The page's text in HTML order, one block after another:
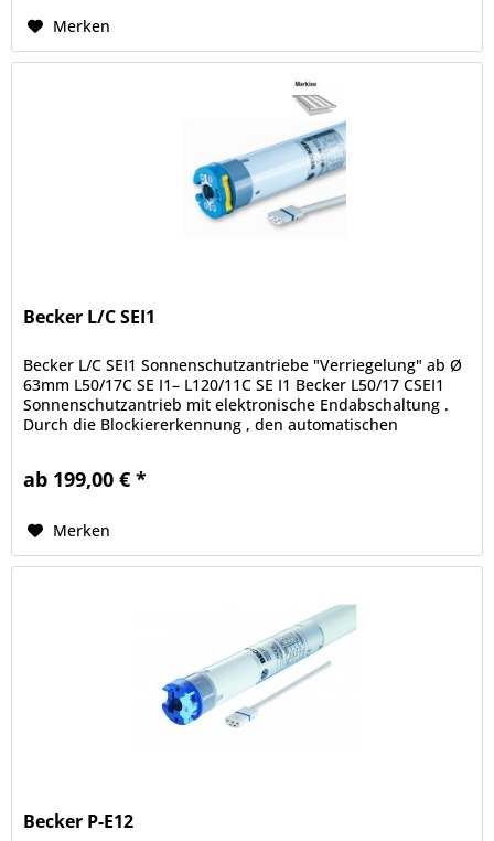
Merken
Becker L/C SEI1
Becker L/C SEI1 Sonnenschutzantriebe "Verriegelung" ab Ø
63mm L50/17C SE I1– L120/11C SE I1 Becker L50/17 CSEI1
Sonnenschutzantrieb mit elektronische Endabschaltung .
Durch die Blockiererkennung , den automatischen
ab 199,00 € *
Merken
Becker P-E12